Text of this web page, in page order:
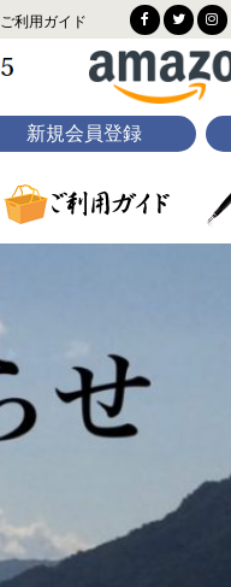
ご利用ガイド
新規会員登録